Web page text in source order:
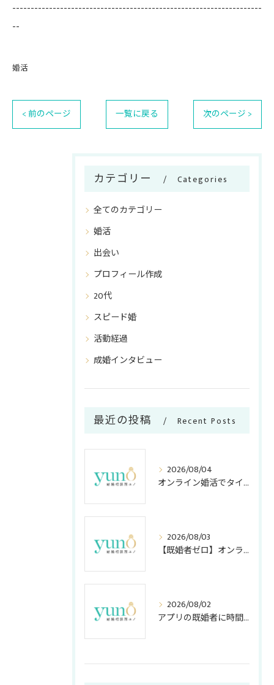
--------------------------------------------------------------------
--
婚活
< 前のページ 一覧に戻る 次のページ >
カテゴリー Categories
全てのカテゴリー
婚活
出会い
プロフィール作成
20代
スピード婚
活動経過
成婚インタビュー
最近の投稿 Recent Posts
2026/08/04
オンライン婚活でタイパ重視のメリット
2026/08/03
【既婚者ゼロ】オンライン結婚相談所の「独身証明書」活用法！アプリ・店舗型との安全度＆コスト比較
2026/08/02
アプリの既婚者に時間を奪われない！アラサー女子が知っておくべき嘘の見破り方